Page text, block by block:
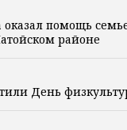
помощь
районе
День